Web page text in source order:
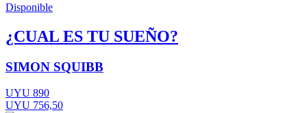
Disponible
¿CUAL ES TU SUEÑO?
SIMON SQUIBB
UYU 890
UYU 756,50